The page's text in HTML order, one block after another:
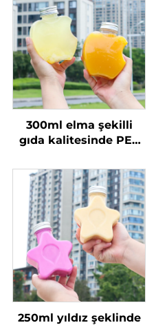
300ml elma şekilli
gıda kalitesinde PET
ambalaj şişesi, meyve
suyu ve içecekler
taşıyabilir, yaratıcı
tasarım, çocuklara
uygun
250ml yıldız şeklinde